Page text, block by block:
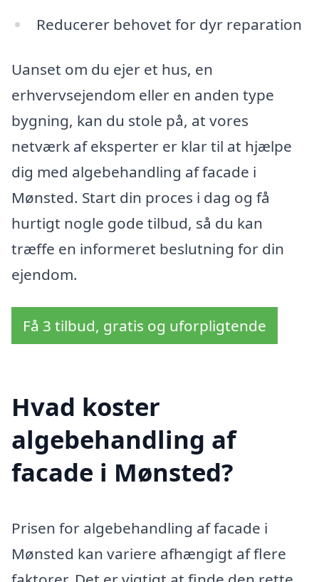
Reducerer behovet for dyr reparation
Uanset om du ejer et hus, en
erhvervsejendom eller en anden type
bygning, kan du stole på, at vores
netværk af eksperter er klar til at hjælpe
dig med algebehandling af facade i
Mønsted. Start din proces i dag og få
hurtigt nogle gode tilbud, så du kan
træffe en informeret beslutning for din
ejendom.
Få 3 tilbud, gratis og uforpligtende
Hvad koster
algebehandling af
facade i Mønsted?
Prisen for algebehandling af facade i
Mønsted kan variere afhængigt af flere